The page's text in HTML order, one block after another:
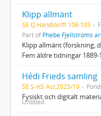
Klipp allmänt
SE Q Handskrift 106:105
Part ofPhebe Fjellströms
Klipp allmänt (forskning,
Fem äldre tidningar 1889-
Hédi Frieds samling
SE S-HS Acc2025/19
Fysiskt och digitalt
Untitled